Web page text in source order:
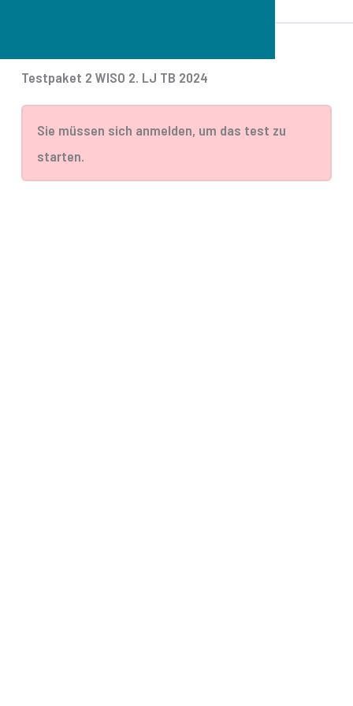
Testpaket 2 WISO 2. LJ TB 2024
Sie müssen sich anmelden, um das test zu
starten.